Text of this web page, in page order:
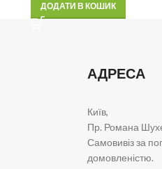
ДОДАТИ В КОШИК
АДРЕСА
Київ,
Пр. Романа
Самовивіз за
домовленістю.